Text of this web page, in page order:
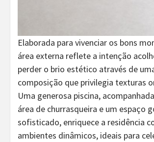
Elaborada para vivenciar os bons
área externa reflete a intenção
perder o brio estético através de
composição que privilegia texturas
Uma generosa piscina,
área de churrasqueira e um espaço
sofisticado, enriquece a residência
ambientes dinâmicos, ideais para